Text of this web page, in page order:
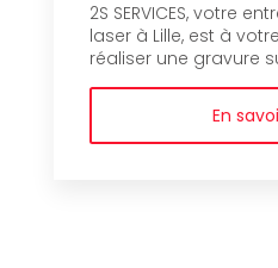
2S SERVICES, votre
laser à Lille, est à
réaliser une gravure
En